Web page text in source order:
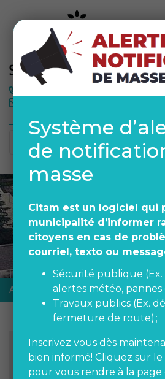
Accueil Règlements
MUNICIPALITÉ
Système
de
masse
Citam est un logiciel qui
municipalité d’informer
citoyens en cas de
courriel, texto ou
Sécurité publique (Ex.
alertes météo, pannes
Travaux publics (Ex.
fermeture de route) ;
Inscrivez vous dès
bien informé! Cliquez sur le
pour vous rendre à la page